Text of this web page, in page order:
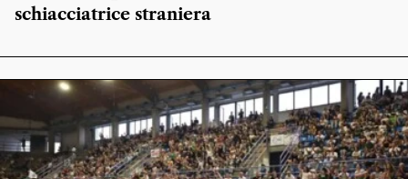
schiacciatrice straniera